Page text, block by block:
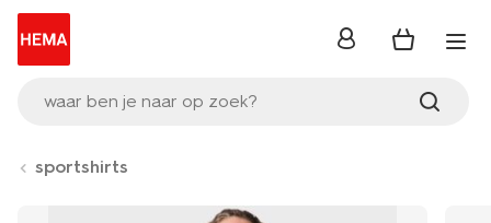
waar ben je naar op zoek?
inloggen
sportshirts